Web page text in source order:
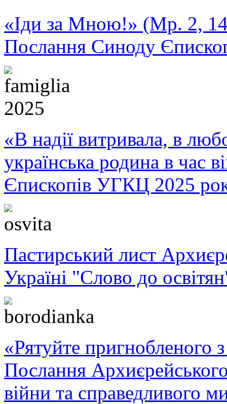
«Іди за Мною!» (Мр. 2,
Послання Синоду
«В надії витривала, в
українська родина в час
Єпископів УГКЦ 2025
Пастирський лист
Україні "Слово до
«Рятуйте пригнобленого
Послання
війни та справедливого